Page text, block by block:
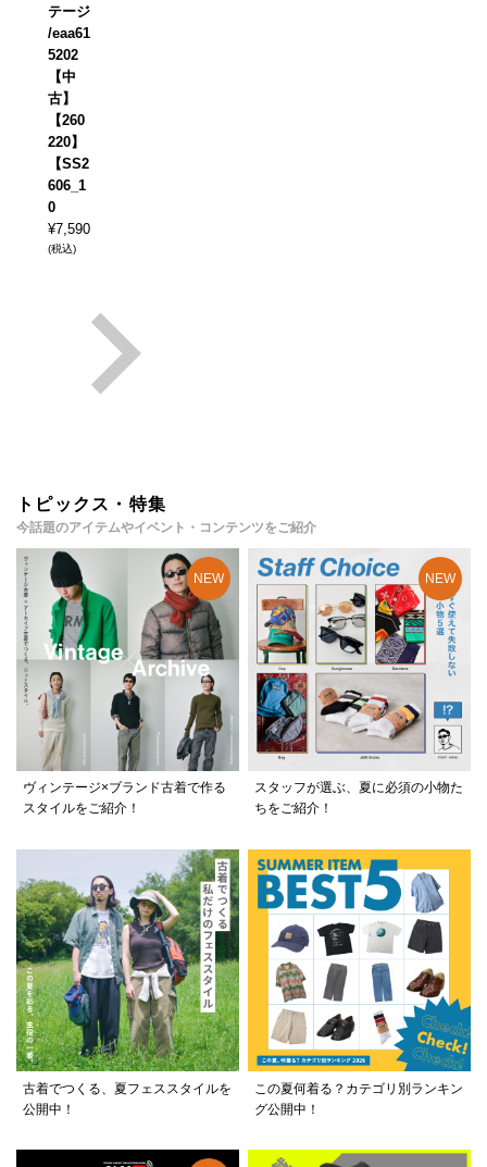
テージ
/eaa61
5202
【中
古】
【260
220】
【SS2
606_1
0
¥7,590
(税込)
トピックス・特集
今話題のアイテムやイベント・コンテンツをご紹介
ヴィンテージ×ブランド古着で作る
スタイルをご紹介！
スタッフが選ぶ、夏に必須の小物た
ちをご紹介！
古着でつくる、夏フェススタイルを
公開中！
この夏何着る？カテゴリ別ランキン
グ公開中！